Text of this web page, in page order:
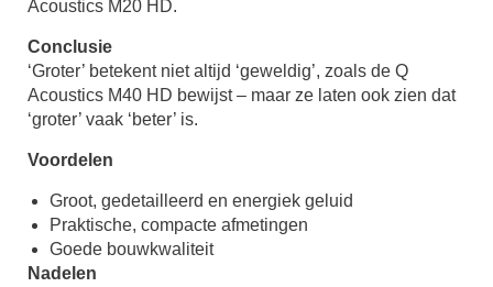
Acoustics M20 HD.
Conclusie
‘Groter’ betekent niet altijd ‘geweldig’, zoals de Q
Acoustics M40 HD bewijst – maar ze laten ook zien dat
‘groter’ vaak ‘beter’ is.
Voordelen
Groot, gedetailleerd en energiek geluid
Praktische, compacte afmetingen
Goede bouwkwaliteit
Nadelen